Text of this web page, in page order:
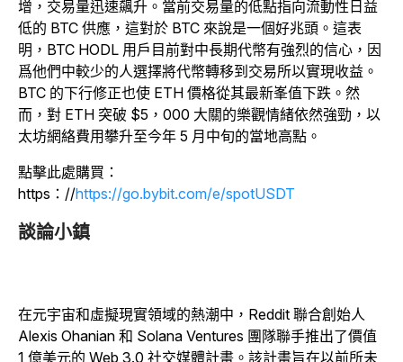
增，交易量迅速飆升。當前交易量的低點指向流動性日益
低的 BTC 供應，這對於 BTC 來說是一個好兆頭。這表
明，BTC HODL 用戶目前對中長期代幣有強烈的信心，因
爲他們中較少的人選擇將代幣轉移到交易所以實現收益。
BTC 的下行修正也使 ETH 價格從其最新峯值下跌。然
而，對 ETH 突破 $5，000 大關的樂觀情緒依然強勁，以
太坊網絡費用攀升至今年 5 月中旬的當地高點。
點擊此處購買：
https：//https://go.bybit.com/e/spotUSDT
談論小鎮
在元宇宙和虛擬現實領域的熱潮中，Reddit 聯合創始人
Alexis Ohanian 和 Solana Ventures 團隊聯手推出了價值
1 億美元的 Web 3.0 社交媒體計畫。該計畫旨在以前所未